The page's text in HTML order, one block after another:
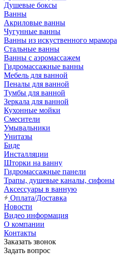
Душевые боксы
Ванны
Акриловые ванны
Чугунные ванны
Ванны из искуственного мрамора
Стальные ванны
Ванны с аэромассажем
Гидромассажные ванны
Мебель для ванной
Пеналы для ванной
Тумбы для ванной
Зеркала для ванной
Кухонные мойки
Смесители
Умывальники
Унитазы
Биде
Инсталляции
Шторки на ванну
Гидромассажные панели
Трапы, душевые каналы, сифоны
Аксессуары в ванную
Оплата/Доставка
Новости
Видео информация
О компании
Контакты
Заказать звонок
Задать вопрос